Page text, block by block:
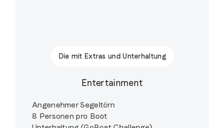
Die mit Extras und Unterhaltung
Entertainment
Angenehmer Segeltörn
8 Personen pro Boot